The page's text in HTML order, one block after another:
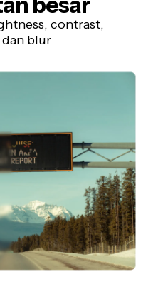
contrast,
blur